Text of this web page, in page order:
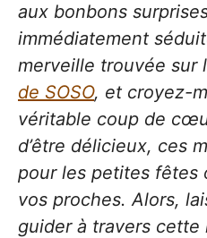
aux bonbons
immédiatement
merveille trouvée sur
de SOSO, et croyez-
véritable coup de
d’être délicieux, ces
pour les petites fêtes
vos proches. Alors,
guider à travers